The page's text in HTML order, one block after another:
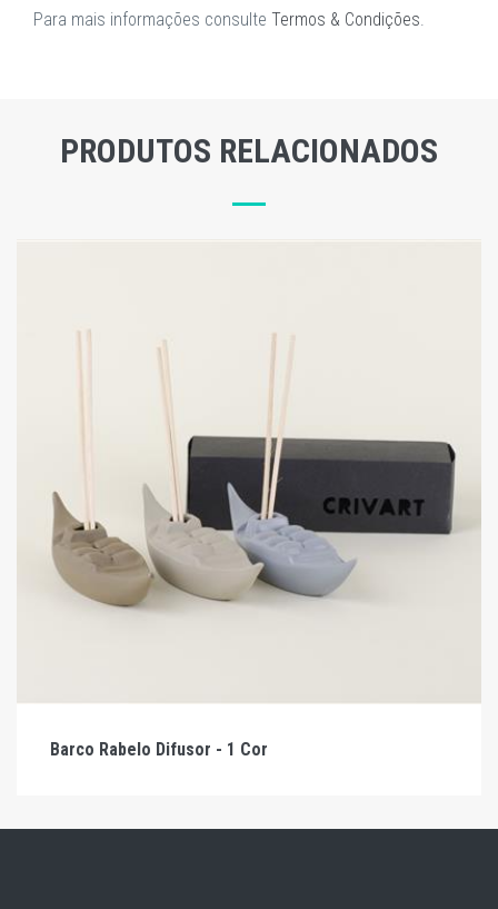
Para mais informações consulte Termos & Condições.
PRODUTOS RELACIONADOS
Barco Rabelo Difusor - 1 Cor